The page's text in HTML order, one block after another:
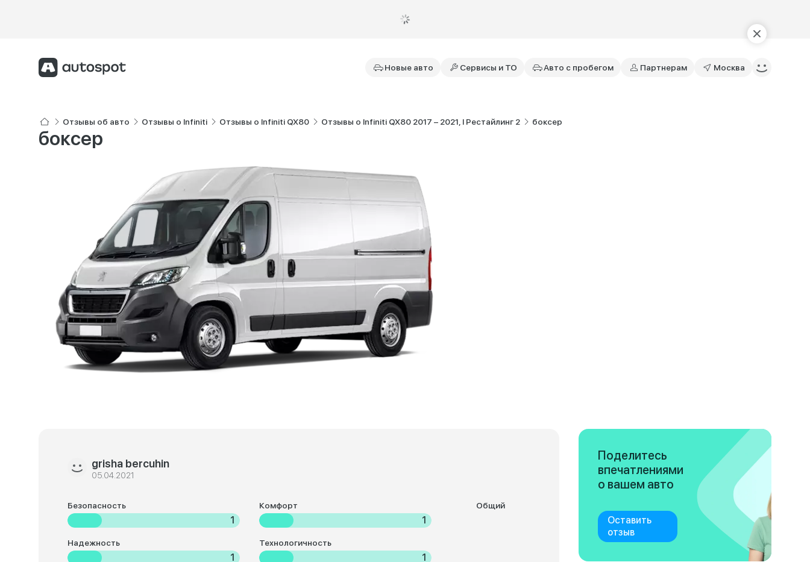
Новые авто Сервисы и ТО Авто с пробегом Партнерам Москва
Отзывы об авто Отзывы о Infiniti Отзывы о Infiniti QX80 Отзывы о Infiniti QX80 2017 – 2021, I Рестайлинг 2 боксер
боксер
grisha bercuhin
05.04.2021
Безопасность
1
Комфорт
1
Надежность
1
Технологичность
1
Общий
Поделитесь
впечатлениями
о вашем авто
Оставить
отзыв